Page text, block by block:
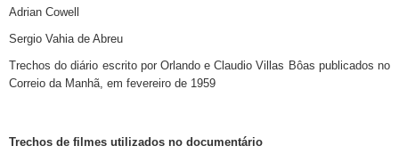
Adrian Cowell
Sergio Vahia de Abreu
Trechos do diário escrito por Orlando e Claudio Villas Bôas publicados no
Correio da Manhã, em fevereiro de 1959
Trechos de filmes utilizados no documentário